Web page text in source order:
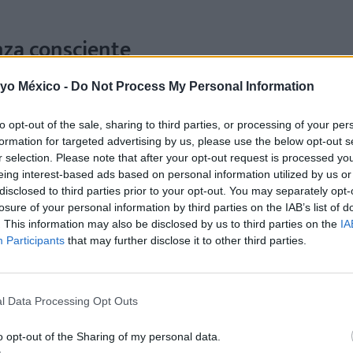
México - Do Not Process My Personal Information
opt-out of the sale, sharing to third parties, or processing of your
for targeted advertising by us, please use the below opt-out
selection. Please note that after your opt-out request is processed
interest-based ads based on personal information utilized by us
to third parties prior to your opt-out. You may separately
of your personal information by third parties on the IAB’s list of
This information may also be disclosed by us to third parties on the
Participants that may further disclose it to other third parties.
Data Processing Opt Outs
opt-out of the Sharing of my personal data.
consciente
los pasos que se deben seguir para alcanzar este
de la crianza consciente, que son los siguientes:
quiere decir estar presentes.Los niños saben que
consideramos importantes, y ellos también necesitan
con ellos en el lugar y en el momento que
caricias y besos también es muy importante,y
propias necesidades y emociones.
en determinado momento.
sino de lo que hacemos. Debemos enseñarles que